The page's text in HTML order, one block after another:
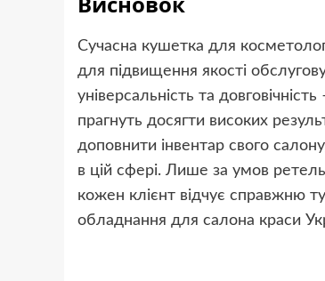
Сучасна кушетка для
для підвищення якості
універсальність та
прагнуть досягти високих
доповнити інвентар свого
в цій сфері. Лише за умов
кожен клієнт відчує справжню
обладнання для салона краси